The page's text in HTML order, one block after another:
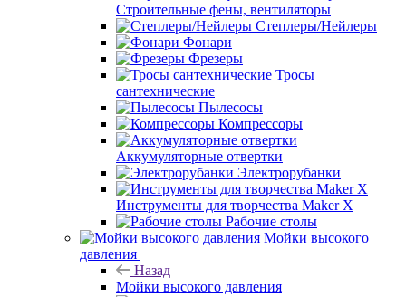
Строительные фены, вентиляторы
Степлеры/Нейлеры
Фонари
Фрезеры
Тросы
сантехнические
Пылесосы
Компрессоры
Аккумуляторные отвертки
Электрорубанки
Инструменты для творчества Maker X
Рабочие столы
Мойки высокого
давления
Назад
Мойки высокого давления